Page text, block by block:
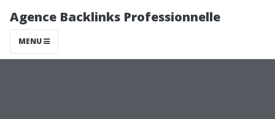
Agence Backlinks Professionnelle
MENU